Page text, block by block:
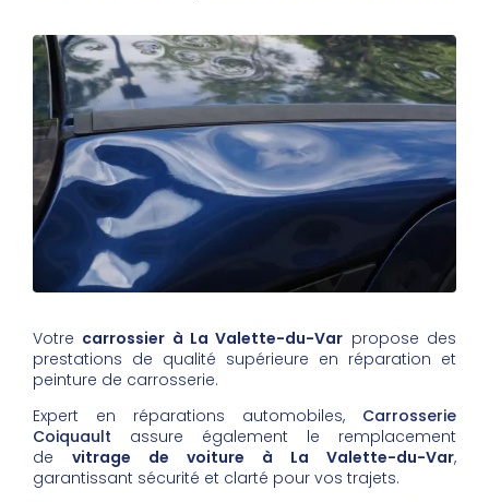
Votre carrossier à La Valette-du-Var propose des
prestations de qualité supérieure en réparation et
peinture de carrosserie.
Expert en réparations automobiles, Carrosserie
Coiquault assure également le remplacement
de vitrage de voiture à La Valette-du-Var,
garantissant sécurité et clarté pour vos trajets.